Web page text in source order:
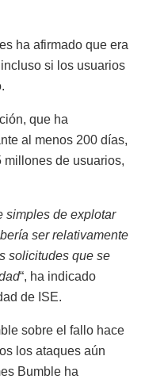
ha afirmado que era
si los usuarios
que ha
al menos 200 días,
millones de usuarios,
simples de explotar
ser relativamente
solicitudes que se
“, ha indicado
de ISE.
sobre el fallo hace
los ataques aún
Bumble ha